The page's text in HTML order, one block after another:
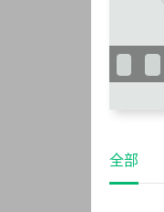
全部